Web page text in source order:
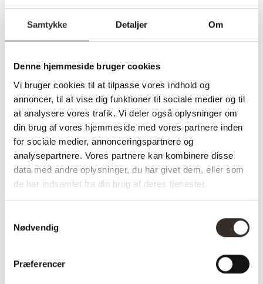
Samtykke Detaljer Om
Denne hjemmeside bruger cookies
Vi bruger cookies til at tilpasse vores indhold og
annoncer, til at vise dig funktioner til sociale medier og til
at analysere vores trafik. Vi deler også oplysninger om
din brug af vores hjemmeside med vores partnere inden
for sociale medier, annonceringspartnere og
analysepartnere. Vores partnere kan kombinere disse
data med andre oplysninger, du har givet dem, eller som
de har indsamlet fra din brug af deres tjenester.
Nødvendig
Præferencer
✅ Farve: Brun
Varenummer (SKU): 3088-DK-1-1 Kategori:
Specifikationer:
Model: Barstol – Perugia – Brun
I udstilling: Nej
Materiale: Teak, Ægte låder
Farve: